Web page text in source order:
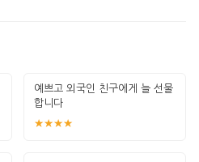
예쁘고 외국인 친구에게 늘 선물
합니다
★★★★